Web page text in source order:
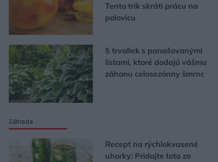
Tento trik skráti prácu na
polovicu
5 trvaliek s panašovanými
listami, ktoré dodajú vášmu
záhonu celosezónny šmrnc
Záhrada
Recept na rýchlokvasené
uhorky: Pridajte toto zo